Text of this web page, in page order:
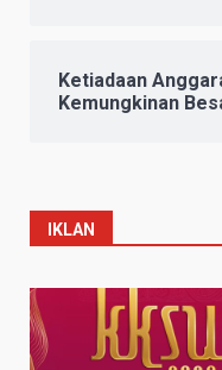
Ketiadaan
Kemungkinan
IKLAN